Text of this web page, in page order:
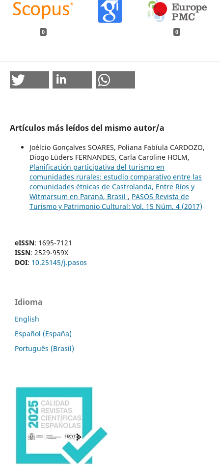
0 0
Artículos más leídos del mismo autor/a
Joélcio Gonçalves SOARES, Poliana Fabíula CARDOZO,
Diogo Lüders FERNANDES, Carla Caroline HOLM,
Planificación participativa del turismo en
comunidades rurales: estudio comparativo entre las
comunidades étnicas de Castrolanda, Entre Ríos y
Witmarsum en Paraná, Brasil , PASOS Revista de
Turismo y Patrimonio Cultural: Vol. 15 Núm. 4 (2017)
eISSN: 1695-7121
ISSN: 2529-959X
DOI: 10.25145/j.pasos
Idioma
English
Español (España)
Português (Brasil)